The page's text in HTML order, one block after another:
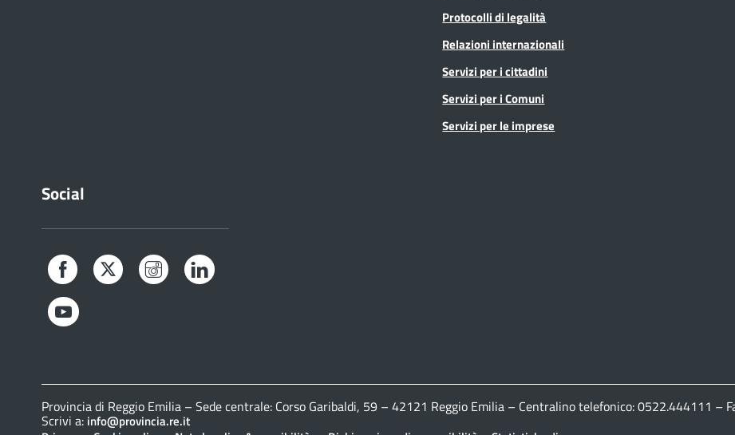
Protocolli di legalità
Relazioni internazionali
Servizi per i cittadini
Servizi per i Comuni
Servizi per le imprese
Social
Facebook Twitter Instagram
Provincia di Reggio Emilia – Sede centrale: Corso Garibaldi, 59 – 42121 Reggio Emilia – Centralino telefonico: 0522.444111 –
Scrivi a: info@provincia.re.it